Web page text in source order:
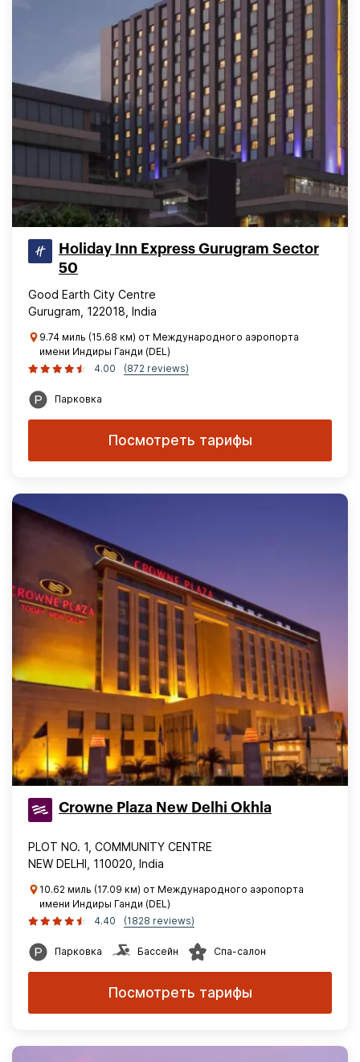
Holiday Inn Express Gurugram Sector
50
Good Earth City Centre
Gurugram, 122018, India
9.74 миль (15.68 км) от Международного аэропорта
имени Индиры Ганди (DEL)
4.00
(872 reviews)
Парковка
Посмотреть тарифы
Crowne Plaza New Delhi Okhla
PLOT NO. 1, COMMUNITY CENTRE
NEW DELHI, 110020, India
10.62 миль (17.09 км) от Международного аэропорта
имени Индиры Ганди (DEL)
4.40
(1828 reviews)
Парковка Бассейн Спа-салон
Посмотреть тарифы